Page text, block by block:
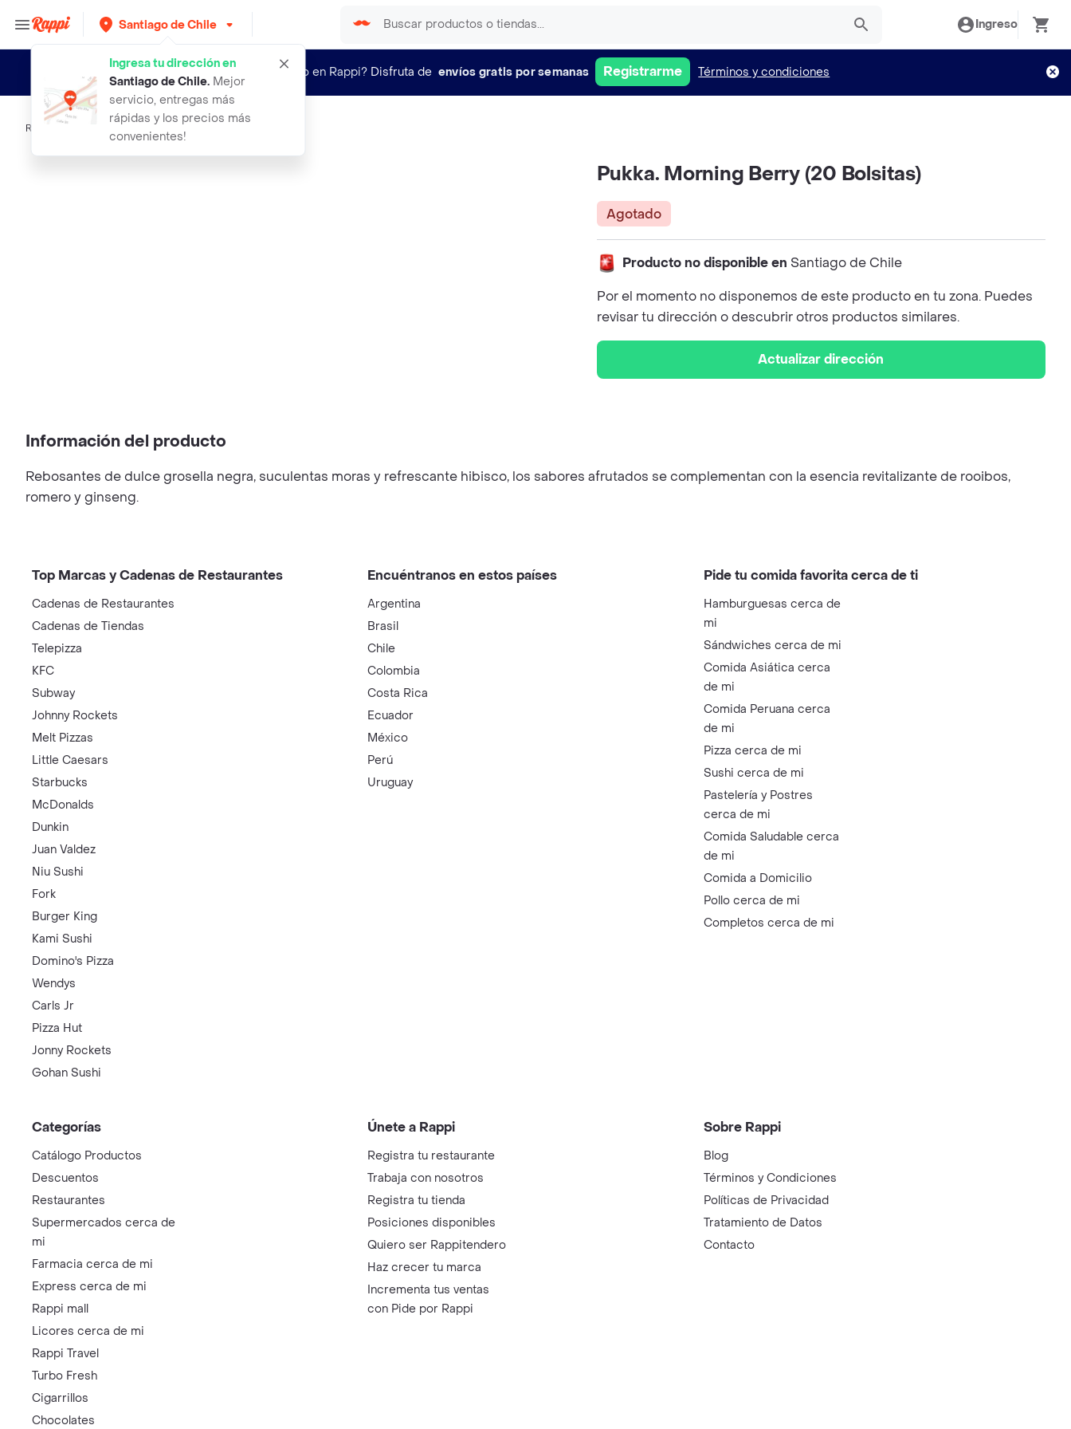
Santiago de Chile
Ingresa tu dirección en
Santiago de Chile. Mejor
servicio, entregas más
rápidas y los precios más
convenientes!
Ingreso
¿Nuevo en Rappi? Disfruta de envíos gratis por semanas Registrarme Términos y condiciones
Rappi pukka morning berry 20 bolsitas
Pukka. Morning Berry (20 Bolsitas)
Agotado
Producto no disponible en Santiago de Chile
Por el momento no disponemos de este producto en tu zona. Puedes
revisar tu dirección o descubrir otros productos similares.
Actualizar dirección
Información del producto
Rebosantes de dulce grosella negra, suculentas moras y refrescante hibisco, los sabores afrutados se complementan con la esencia revitalizante de rooibos,
romero y ginseng.
Top Marcas y Cadenas de Restaurantes
Cadenas de Restaurantes
Cadenas de Tiendas
Telepizza
KFC
Subway
Johnny Rockets
Melt Pizzas
Little Caesars
Starbucks
McDonalds
Dunkin
Juan Valdez
Niu Sushi
Fork
Burger King
Kami Sushi
Domino's Pizza
Wendys
Carls Jr
Pizza Hut
Jonny Rockets
Gohan Sushi
Encuéntranos en estos países
Argentina
Brasil
Chile
Colombia
Costa Rica
Ecuador
México
Perú
Uruguay
Pide tu comida favorita cerca de ti
Hamburguesas cerca de
mi
Sándwiches cerca de mi
Comida Asiática cerca
de mi
Comida Peruana cerca
de mi
Pizza cerca de mi
Sushi cerca de mi
Pastelería y Postres
cerca de mi
Comida Saludable cerca
de mi
Comida a Domicilio
Pollo cerca de mi
Completos cerca de mi
Categorías
Catálogo Productos
Descuentos
Restaurantes
Supermercados cerca de
mi
Farmacia cerca de mi
Express cerca de mi
Rappi mall
Licores cerca de mi
Rappi Travel
Turbo Fresh
Cigarrillos
Chocolates
Únete a Rappi
Registra tu restaurante
Trabaja con nosotros
Registra tu tienda
Posiciones disponibles
Quiero ser Rappitendero
Haz crecer tu marca
Incrementa tus ventas
con Pide por Rappi
Sobre Rappi
Blog
Términos y Condiciones
Políticas de Privacidad
Tratamiento de Datos
Contacto